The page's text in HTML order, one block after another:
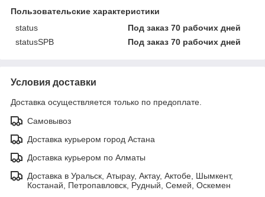
Пользовательские характеристики
status
Под заказ 70 рабочих дней
statusSPB
Под заказ 70 рабочих дней
Условия доставки
Доставка осуществляется только по предоплате.
Самовывоз
Доставка курьером город Астана
Доставка курьером по Алматы
Доставка в Уральск, Атырау, Актау, Актобе, Шымкент,
Костанай, Петропавловск, Рудный, Семей, Оскемен